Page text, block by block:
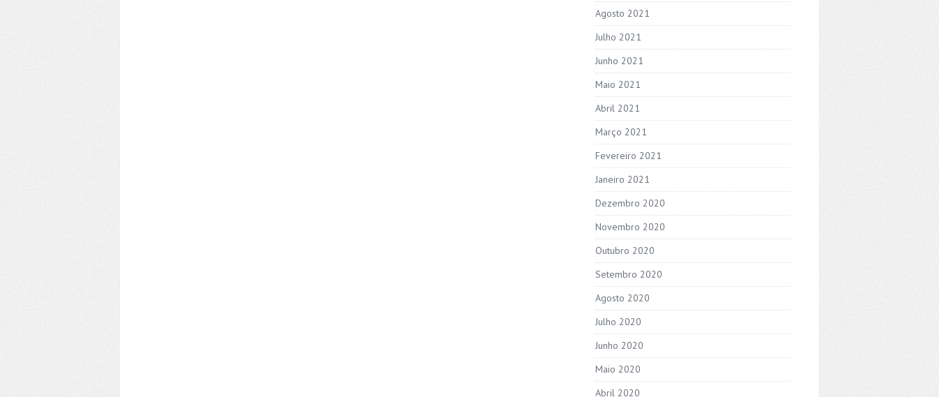
Agosto 2021
Julho 2021
Junho 2021
Maio 2021
Abril 2021
Março 2021
Fevereiro 2021
Janeiro 2021
Dezembro 2020
Novembro 2020
Outubro 2020
Setembro 2020
Agosto 2020
Julho 2020
Junho 2020
Maio 2020
Abril 2020